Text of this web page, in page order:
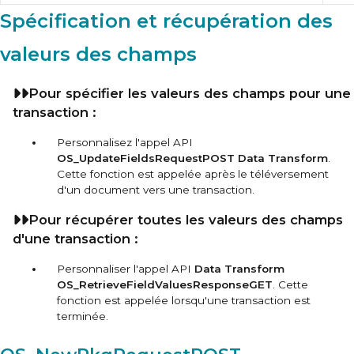
Spécification et récupération des
valeurs des champs
Pour spécifier les valeurs des champs pour une
transaction :
Personnalisez l'appel API
OS_UpdateFieldsRequestPOST Data Transform
Cette fonction est appelée après le téléversement
d'un document vers une transaction.
Pour récupérer toutes les valeurs des champs
d'une transaction :
Personnaliser l'appel API Data Transform
OS_RetrieveFieldValuesResponseGET . Cette
fonction est appelée lorsqu'une transaction est
terminée.